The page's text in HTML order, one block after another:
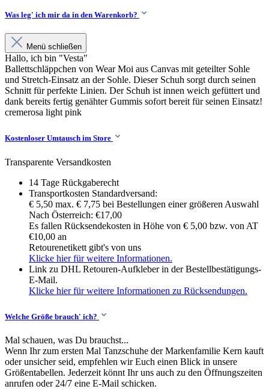
Was leg' ich mir da in den Warenkorb?
Menü schließen
Hallo, ich bin "Vesta"
Ballettschläppchen von Wear Moi aus Canvas mit geteilter Sohle
und Stretch-Einsatz an der Sohle. Dieser Schuh sorgt durch seinen
Schnitt für perfekte Linien. Der Schuh ist innen weich gefüttert und
dank bereits fertig genähter Gummis sofort bereit für seinen Einsatz!
cremerosa light pink
Kostenloser Umtausch im Store
Transparente Versandkosten
14 Tage Rückgaberecht
Transportkosten Standardversand:
€ 5,50 max. € 7,75 bei Bestellungen einer größeren Auswahl
Nach Österreich: €17,00
Es fallen Rücksendekosten in Höhe von € 5,00 bzw. von AT
€10,00 an
Retourenetikett gibt's von uns
Klicke hier für weitere Informationen.
Link zu DHL Retouren-Aufkleber in der Bestellbestätigungs-
E-Mail.
Klicke hier für weitere Informationen zu Rücksendungen.
Welche Größe brauch' ich?
Mal schauen, was Du brauchst...
Wenn Ihr zum ersten Mal Tanzschuhe der Markenfamilie Kern kauft
oder unsicher seid, empfehlen wir Euch einen Blick in unsere
Größentabellen. Jederzeit könnt Ihr uns auch zu den Öffnungszeiten
anrufen oder 24/7 eine E-Mail schicken.